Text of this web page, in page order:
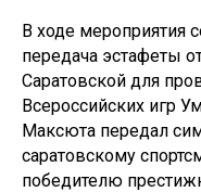
В ходе мероприятия
передача эстафеты
Саратовской для
Всероссийских игр
Максюта передал
саратовскому
победителю